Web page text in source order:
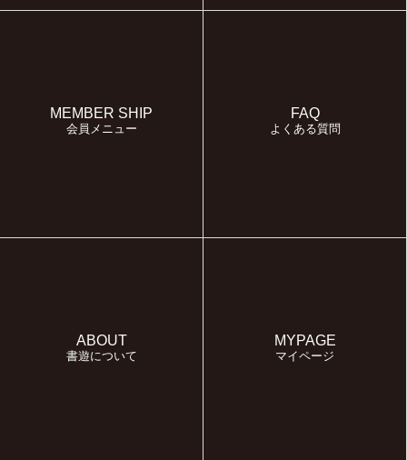
MEMBER SHIP
会員メニュー
FAQ
よくある質問
ABOUT
書遊について
MYPAGE
マイページ